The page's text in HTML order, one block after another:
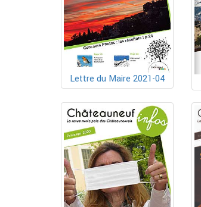
Lettre du Maire 2021-04